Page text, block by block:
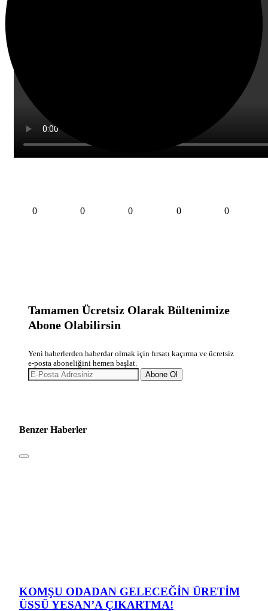
0 0 0 0 0
Tamamen Ücretsiz Olarak Bültenimize
Abone Olabilirsin
Yeni haberlerden haberdar olmak için fırsatı kaçırma ve ücretsiz
e-posta aboneliğini hemen başlat.
Abone Ol
Benzer Haberler
KOMŞU ODADAN GELECEĞİN ÜRETİM
ÜSSÜ YESAN’A ÇIKARTMA!